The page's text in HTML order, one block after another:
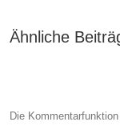
Ähnliche
Die